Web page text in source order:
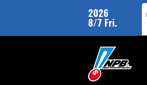
2026
8/7 Fri.